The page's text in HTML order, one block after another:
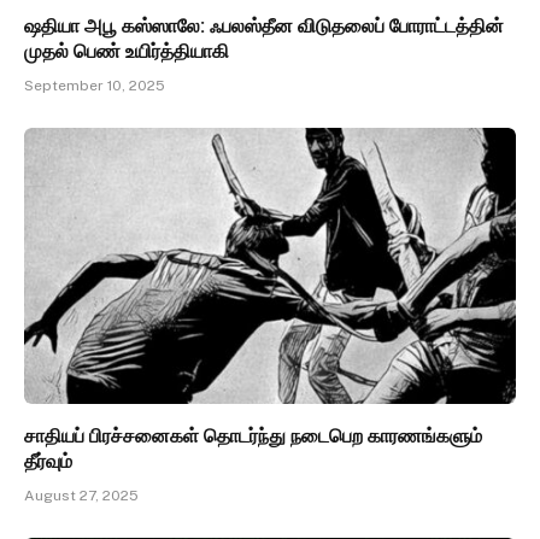
ஷதியா அபூ கஸ்ஸாலே: ஃபலஸ்தீன விடுதலைப் போராட்டத்தின்
முதல் பெண் உயிர்த்தியாகி
September 10, 2025
சாதியப் பிரச்சனைகள் தொடர்ந்து நடைபெற காரணங்களும்
தீர்வும்
August 27, 2025